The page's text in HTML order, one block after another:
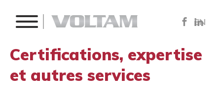
EN
Certifications, expertise
et autres services